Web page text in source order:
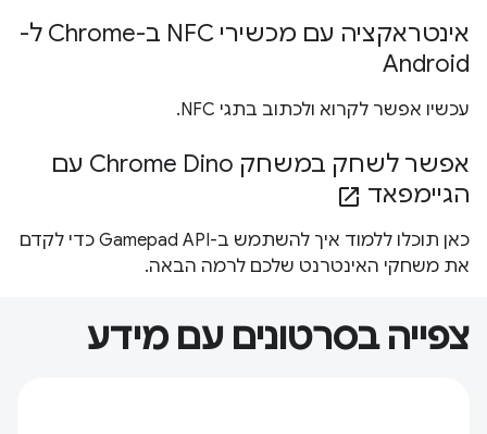
אינטראקציה עם מכשירי NFC ב-Chrome ל-
Android
עכשיו אפשר לקרוא ולכתוב בתגי NFC.
אפשר לשחק במשחק Chrome Dino עם
הגיימפאד open_in_new
כאן תוכלו ללמוד איך להשתמש ב-Gamepad API כדי לקדם
את משחקי האינטרנט שלכם לרמה הבאה.
צפייה בסרטונים עם מידע